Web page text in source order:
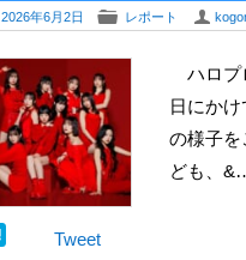
2026年6月2日 F レポート U
ハロプロが誇る妖艶なるパフォーマンス集団 Juice=Juice が、2026年５月26日の火曜日から27日の水曜
日にか
の様子を
ども、
Tweet